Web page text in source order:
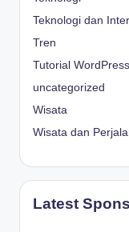
Teknologi dan
Tren
Tutorial WordPress
uncategorized
Wisata
Wisata dan
Latest